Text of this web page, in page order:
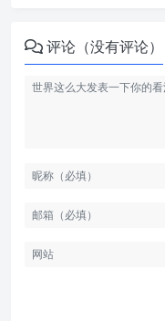
评论（没有评论）